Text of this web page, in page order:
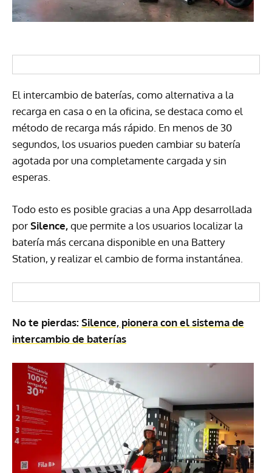
El intercambio de baterías, como alternativa a la
recarga en casa o en la oficina, se destaca como el
método de recarga más rápido. En menos de 30
segundos, los usuarios pueden cambiar su batería
agotada por una completamente cargada y sin
esperas.
Todo esto es posible gracias a una App desarrollada
porSilence,que permite a los usuarios localizar la
batería más cercana disponible en una Battery
Station, y realizar el cambio de forma instantánea.
No te pierdas: Silence, pionera con el sistema de
intercambio de baterías